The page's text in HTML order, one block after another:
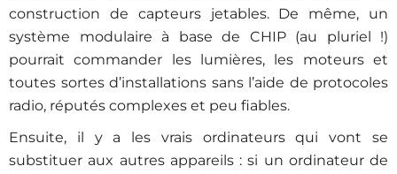
construction de capteurs jetables. De même, un
système modulaire à base de CHIP (au pluriel !)
pourrait commander les lumières, les moteurs et
toutes sortes d’installations sans l’aide de protocoles
radio, réputés complexes et peu fiables.
Ensuite, il y a les vrais ordinateurs qui vont se
substituer aux autres appareils : si un ordinateur de